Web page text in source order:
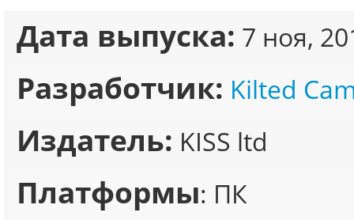
Дата выпуска: 7 ноя,
Разработчик: Kilted
Издатель: KISS ltd
Платформы: ПК